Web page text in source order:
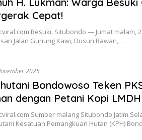
Cepat!
Besuki, Situbondo — Jumat malam,
Jalan Gunung Kawi, Dusun Rawan,…
2025
Bondowoso Teken
dengan Petani Kopi
Sumber malang Situbondo Jatim
Kesatuan Pemangkuan Hutan (KPH)